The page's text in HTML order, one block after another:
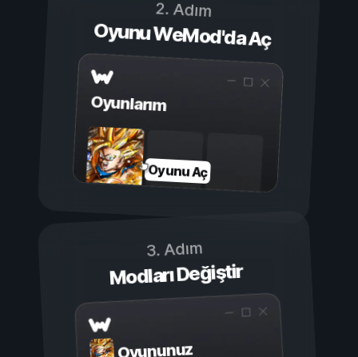
2. Adım
Oyunu WeMod'da Aç
Oyunlarım
Oyunu Aç
3. Adım
Modları Değiştir
Oyununuz